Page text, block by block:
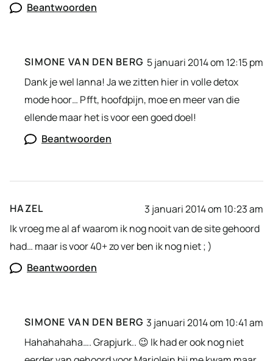
Beantwoorden
SIMONE VAN DEN BERG 5 januari 2014 om 12:15 pm
Dank je wel Ianna! Ja we zitten hier in volle detox
mode hoor… Pfft, hoofdpijn, moe en meer van die
ellende maar het is voor een goed doel!
Beantwoorden
HAZEL
3 januari 2014 om 10:23 am
Ik vroeg me al af waarom ik nog nooit van de site gehoord
had… maar is voor 40+ zo ver ben ik nog niet ; )
Beantwoorden
SIMONE VAN DEN BERG 3 januari 2014 om 10:41 am
Hahahahaha…. Grapjurk.. 😉 Ik had er ook nog niet